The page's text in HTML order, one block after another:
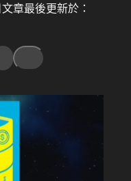
文章最後更新於：